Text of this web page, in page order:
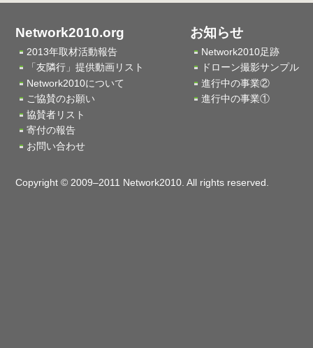
Network2010.org
2013年取材活動報告
「友隣行」提供動画リスト
Network2010について
ご協賛のお願い
協賛者リスト
寄付の報告
お問い合わせ
お知らせ
Network2010足跡
ドローン撮影サンプル
進行中の事業②
進行中の事業①
Copyright © 2009–2011 Network2010. All rights reserved.